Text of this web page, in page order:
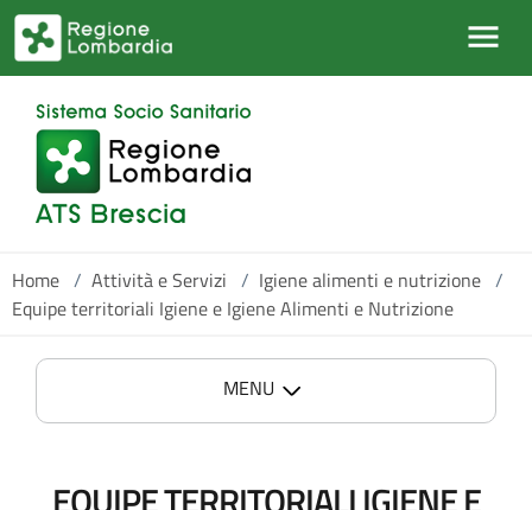
Salta al contenuto principale
Home / Attività e Servizi / Igiene alimenti e nutrizione /
Equipe territoriali Igiene e Igiene Alimenti e Nutrizione
MENU